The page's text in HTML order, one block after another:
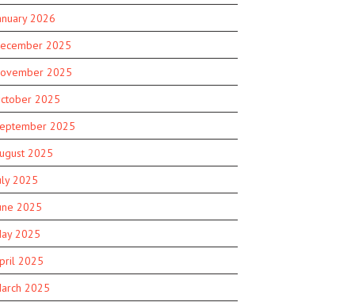
2026
2025
2025
2025
2025
2025
2025
2025
2025
2025
2025